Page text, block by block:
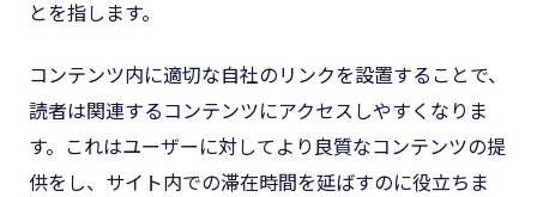
とを指します。
コンテンツ内に適切な自社のリンクを設置することで、
読者は関連するコンテンツにアクセスしやすくなりま
す。これはユーザーに対してより良質なコンテンツの提
供をし、サイト内での滞在時間を延ばすのに役立ちま